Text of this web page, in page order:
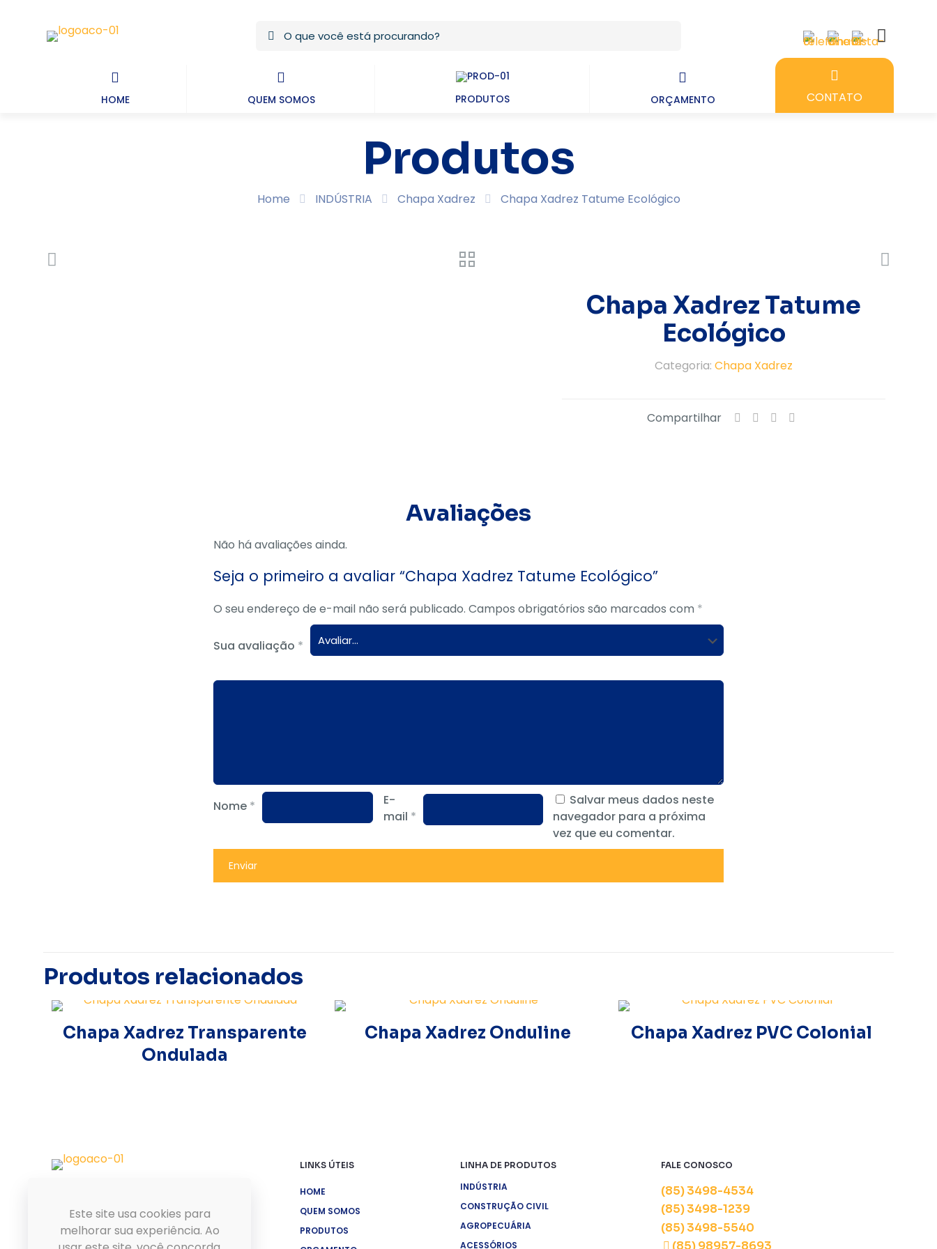
HOME QUEM SOMOS PRODUTOS ORÇAMENTO CONTATO
Produtos
Home INDÚSTRIA Chapa Xadrez Chapa Xadrez Tatume Ecológico
Chapa Xadrez Tatume
Ecológico
Categoria: Chapa Xadrez
Compartilhar
Avaliações
Não há avaliações ainda.
Seja o primeiro a avaliar “Chapa Xadrez Tatume Ecológico”
O seu endereço de e-mail não será publicado. Campos obrigatórios são marcados com *
Sua avaliação *
Nome *
E-
mail *
Salvar meus dados neste
navegador para a próxima
vez que eu comentar.
Produtos relacionados
Chapa Xadrez Transparente
Ondulada
Chapa Xadrez Onduline Chapa Xadrez PVC Colonial
Aço Fortaleza
recebeu
também oPrêmio ACOMAC
2021, na modalidade de
LINKS ÚTEIS
HOME
QUEM SOMOS
PRODUTOS
LINHA DE PRODUTOS
INDÚSTRIA
CONSTRUÇÃO CIVIL
AGROPECUÁRIA
ACESSÓRIOS
FALE CONOSCO
(85) 3498-4534
(85) 3498-1239
(85) 3498-5540
(85) 98957-8693
Este site usa cookies para
melhorar sua experiência. Ao